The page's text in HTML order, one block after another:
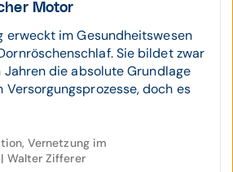
Motor
erweckt im Gesundheitswesen
Sie bildet zwar
die absolute Grundlage
doch es
Vernetzung im
Walter Zifferer